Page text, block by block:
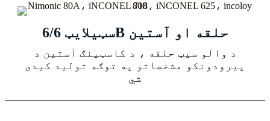
سټیلایټ 6/6B حلقه او آستین
د والو سیټ حلقه ، د کاسټینګ آستین د
پیرودونکو مشخصاتو په توګه تولید کیدی
شي